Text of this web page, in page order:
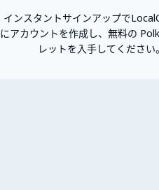
インスタントサインアップで
にアカウントを作成し、無料の
レットを入手してください。